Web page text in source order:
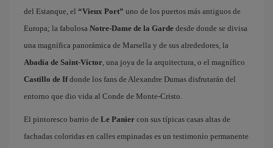
del Estanque, el “Vieux Port” uno de los puertos más antiguos de
Europa; la fabulosa Notre-Dame de la Garde desde donde se divisa
una magnífica panorámica de Marsella y de sus alrededores, la
Abadía de Saint-Víctor, una joya de la arquitectura, o el magnífico
Castillo de Ifdonde los fans de Alexandre Dumas disfrutarán del
entorno que dio vida al Conde de Monte-Cristo.
El pintoresco barrio de Le Panier con sus típicas casas altas de
fachadas coloridas en calles empinadas es un testimonio permanente